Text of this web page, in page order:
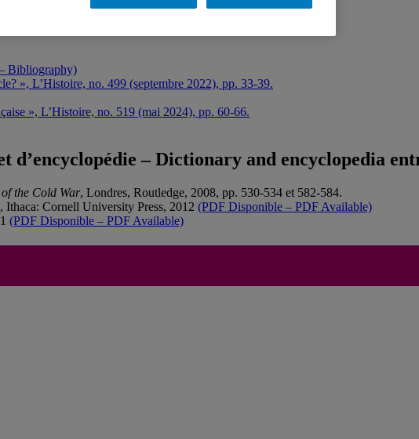
Bibliography)
», L’Histoire, no. 499 (septembre 2022), pp. 33-39.
», L’Histoire, no. 519 (mai 2024), pp. 60-66.
d’encyclopédie – Dictionary and encyclopedia
the Cold War, Londres, Routledge, 2008, pp. 530-534 et 582-584.
, Ithaca: Cornell University Press, 2012 (PDF Disponible – PDF Available)
(PDF Disponible – PDF Available)